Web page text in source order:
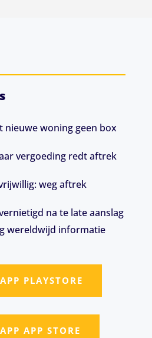
nieuwe woning geen box
vergoeding redt aftrek
weg aftrek
na te late aanslag
wereldwijd informatie
PLAYSTORE
APP STORE